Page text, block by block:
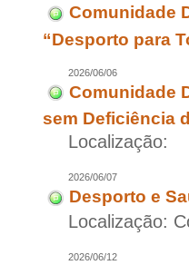
Comunidade
“Desporto para
2026/06/06
Comunidade
sem Deficiência
Localização:
2026/06/07
Desporto e
Localização:
2026/06/12